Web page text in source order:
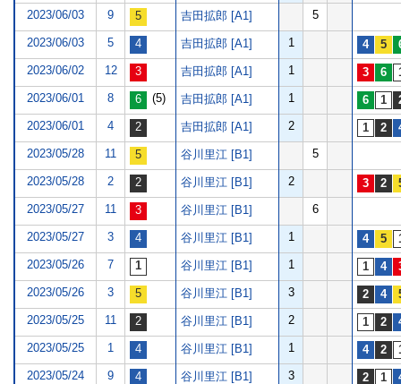
2023/06/03 9 吉田拡郎 [A1] 5
2023/06/03 5 吉田拡郎 [A1] 1
2023/06/02 12 吉田拡郎 [A1] 1
2023/06/01 8 (5) 吉田拡郎 [A1] 1
2023/06/01 4 吉田拡郎 [A1] 2
2023/05/28 11 谷川里江 [B1] 5
2023/05/28 2 谷川里江 [B1] 2
2023/05/27 11 谷川里江 [B1] 6
2023/05/27 3 谷川里江 [B1] 1
2023/05/26 7 谷川里江 [B1] 1
2023/05/26 3 谷川里江 [B1] 3
2023/05/25 11 谷川里江 [B1] 2
2023/05/25 1 谷川里江 [B1] 1
2023/05/24 9 谷川里江 [B1] 3